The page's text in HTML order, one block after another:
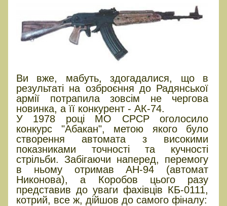
Ви вже, мабуть, здогадалися, що в
результаті на озброєння до Радянської
армії потрапила зовсім не чергова
новинка, а її конкурент - АК-74.
У 1978 році МО СРСР оголосило
конкурс "Абакан", метою якого було
створення автомата з високими
показниками точності та кучності
стрільби. Забігаючи наперед, перемогу
в ньому отримав АН-94 (автомат
Никонова), а Коробов цього разу
представив до уваги фахівців КБ-0111,
котрий, все ж, дійшов до самого фіналу: